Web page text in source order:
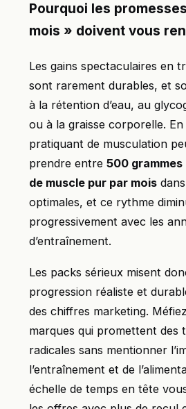
Pourquoi les
mois » doivent vous
Les gains spectaculaires en
sont rarement durables, et
à la rétention d’eau, au
ou à la graisse corporelle.
pratiquant de musculation
prendre entre 500 grammes
de muscle pur par mois
optimales, et ce rythme
progressivement avec les
d’entraînement.
Les packs sérieux misent
progression réaliste et
des chiffres marketing.
marques qui promettent des
radicales sans mentionner
l’entraînement et de
échelle de temps en tête